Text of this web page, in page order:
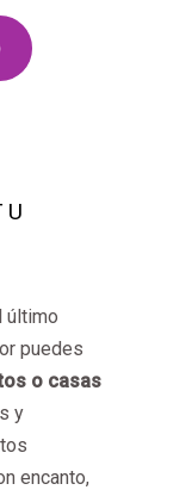
último
puedes
o casas
y
encanto,